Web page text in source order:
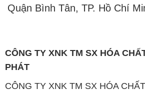
Quận Bình Tân, TP. Hồ Chí
CÔNG TY XNK TM SX HÓA
PHÁT
CÔNG TY XNK TM SX HÓA